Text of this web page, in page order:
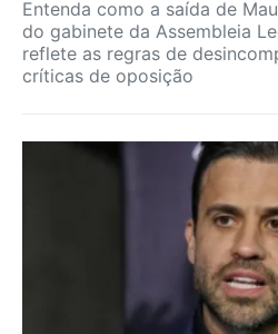
Entenda como a saída de
do gabinete da Assembleia
reflete as regras de
críticas de oposição